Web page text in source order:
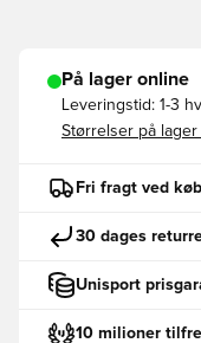
På lager online
Leveringstid: 1-3
Størrelser på
Fri fragt ved
30 dages
Unisport
10 milioner